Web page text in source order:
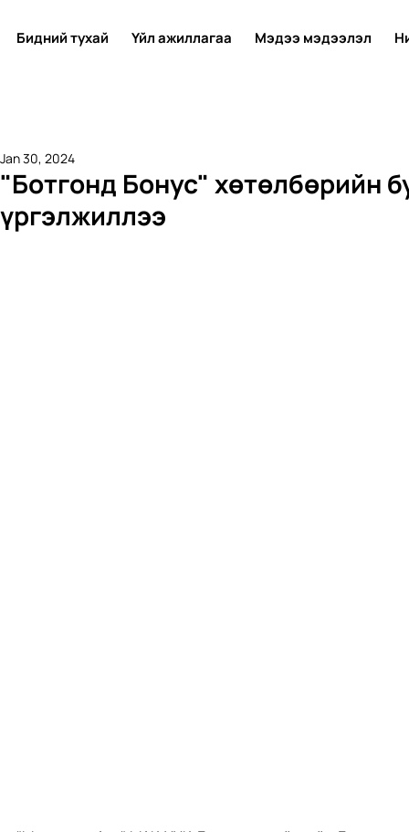
Бидний тухай Үйл ажиллагаа Мэдээ мэдээлэл
"Ботгонд Бонус" хөтөлбөрийн
үргэлжиллээ
Jan 30, 2024